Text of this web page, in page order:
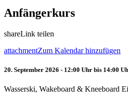
Anfängerkurs
shareLink teilen
attachmentZum Kalendar hinzufügen
20. September 2026 - 12:00 Uhr bis 14:00
Wasserski, Wakeboard & Kneeboard